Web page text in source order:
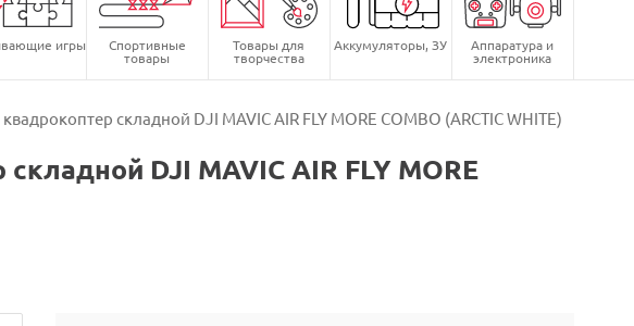
игры Спортивные
товары
Товары для
творчества
Аккумуляторы, ЗУ Аппаратура и
электроника
складной DJI MAVIC AIR FLY MORE COMBO (ARCTIC WHITE)
DJI MAVIC AIR FLY MORE